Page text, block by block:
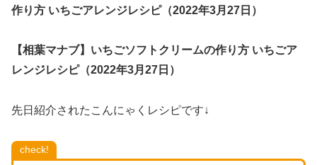
作り方 いちごアレンジレシピ（2022年3月27日）
【相葉マナブ】いちごソフトクリームの作り方 いちごア
レンジレシピ（2022年3月27日）
先日紹介されたこんにゃくレシピです↓
check!